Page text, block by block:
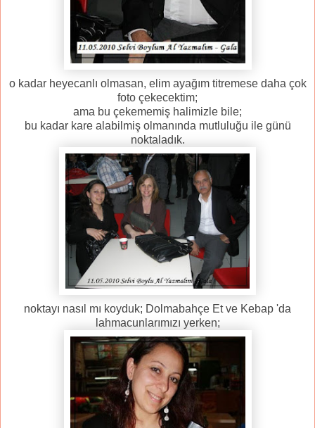
o kadar heyecanlı olmasan, elim ayağım titremese daha çok
foto çekecektim;
ama bu çekememiş halimizle bile;
bu kadar kare alabilmiş olmanında mutluluğu ile günü
noktaladık.
noktayı nasıl mı koyduk; Dolmabahçe Et ve Kebap 'da
lahmacunlarımızı yerken;